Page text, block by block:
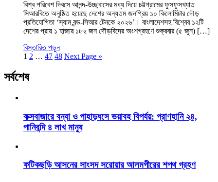
বিশ্ব পরিবেশ দিবসে আনন্দ-উচ্ছ্বাসের মধ্য দিয়ে চট্টগ্রামের ফুসফুসখ্যাত
সিআরবিতে অনুষ্ঠিত হয়েছে দেশের অন্যতম জনপ্রিয় ১০ কিলোমিটার দৌড়
প্রতিযোগিতা ‘স্যাম বন্ড-সিআর টেনকে ২০২৬’। বাংলাদেশসহ বিশ্বের ১২টি
দেশের প্রায় ১ হাজার ১৮২ জন দৌড়বিদের অংশগ্রহণে শুক্রবার (৫ জুন) […]
বিস্তারিত পড়ুন
1 2 … 47 48 Next Page »
সর্বশেষ
কক্সবাজারে বন্যা ও পাহাড়ধসে ভয়াবহ বিপর্যয়: প্রাণহানি ২৪,
পানিবন্দি ৪ লাখ মানুষ
ফটিকছড়ি আসনের সাংসদ সরোয়ার আলমগীরের শপথ গ্রহণ